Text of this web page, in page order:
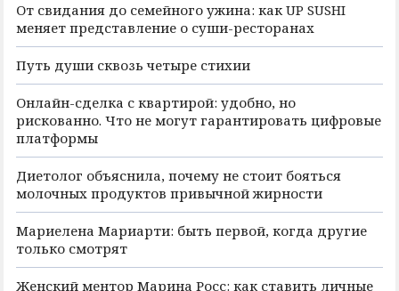
От свидания до семейного ужина: как UP SUSHI
меняет представление о суши-ресторанах
Путь души сквозь четыре стихии
Онлайн-сделка с квартирой: удобно, но
рискованно. Что не могут гарантировать цифровые
платформы
Диетолог объяснила, почему не стоит бояться
молочных продуктов привычной жирности
Мариелена Мариарти: быть первой, когда другие
только смотрят
Женский ментор Марина Росс: как ставить личные